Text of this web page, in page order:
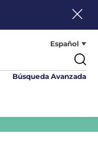
Español
Búsqueda Avanzada